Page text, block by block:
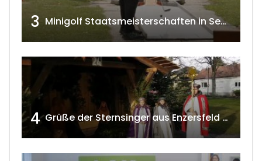
3 Minigolf Staatsmeisterschaften in Seefeld-Kadolz w4tv174
4 Grüße der Sternsinger aus Enzersfeld – Klein-Engersdorf 2021 w4tv169